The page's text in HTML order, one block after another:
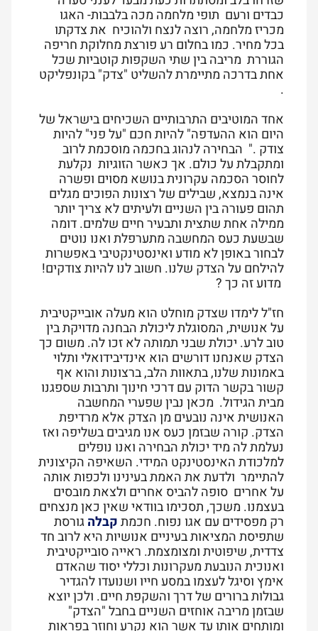
כבדים ורעם תופי מלחמה מכה בלבבות- האגו
מכריז מלחמה, רוצה לנצח ולהוכיח את צדקתו
בכל מחיר. כמו בחלום רע פורצת מחלוקת חריפה
הגוררת מריבה בין שתי השקפות קוטביות שכל
אחת בדרכה מתיימרת להשליט "צדק" בקונפליקט
.
אחד המוטיבים התרבותיים השכיחים בישראל של
היום הוא ההעדפה"להיות חכם "על פני"להיות
צודק ". הבחירה לנהוג בחכמה מוסכמת לרוב
ומתקבלת על כולם. אך כאשר הזוגיות נקלעת
לחוסר הסכמה עקרונית בנושא מסוים ופשרה
אינה בנמצא, שבילים של רצונות הפוכים מגלים
תהום פעורה בין השניים ולעיתים לא צריך יותר
ממילה אחת שתצית ותבעיר חיים שלמים. דומה
שבשעת כעס המחשבה מתערפלת ואנו נוטים
לבחור באופן לא מודע ואינסטינקטיבי באפשרות
להילחם על הצדק שלנו. חשוב לנו להיות צודקים!
מדוע זה כך ?
חז"ל לימדו שצדק מוחלט הוא מעלה אובייקטיבית
על אנושית, המסוגלת ליכולת הבחנה מדויקת בין
טוב לרע. יכולת שבני תמותה לא זכו לה. משום כך
הצדק שאנחנו דורשים הוא אינדיבידואלי ותלוי
באמונות שלנו, בתאוות הלב, ברצונות והוא אף
קשור בקשר הדוק עם דרכי חינוך ותרבות שספגנו
מבית הגידול. מכאן נבין שפערי המחשבה
האנושית אינה נובעים מן הצדק אלא מרדיפת
הצדק. קורה שבזמן כעס אנו מגיבים בשליפה ואז
נעלמת לה מיד יכולת הבחירה ואנו נופלים
למלכודת האינסטינקט המידי. השאיפה הקיצונית
להתיימר ולדעת את האמת בעינינו ולכפות אותה
על אחרים סופה להביס אחרים ולצאת מובסים
בעצמנו. משכך, תסכימו בוודאי שאין כאן מנצחים
רק מפסידים עם אגו נפוח. חכמתקבלהגורסת
שתפיסת המציאות בעיניים אנושיות היא לרוב חד
צדדית, שיפוטית ומצומצמת. ראייה סובייקטיבית
ואנוכית הנובעת מעקרונות וכללי יסוד שהאדם
אימץ וסיגל לעצמו במסע חייו ושנועדו להגדיר
גבולות ברורים של דרך והשקפת חיים. ולכן יוצא
שבזמן מריבה אוחזים השניים בחבל "הצדק"
ומותחים אותו עד אשר הוא נקרע וחוזר בפראות